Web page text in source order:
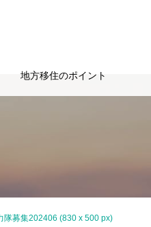
地方移住のポイント
隊募集202406 (830 x 500 px)